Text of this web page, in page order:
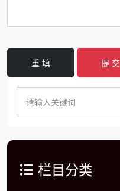
重 填 提 交
栏目分类